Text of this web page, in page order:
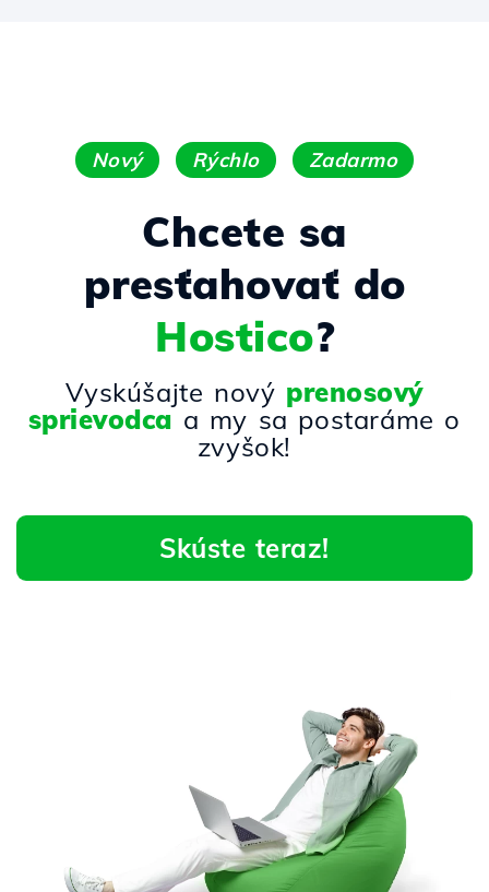
Nový Rýchlo Zadarmo
Chcete sa
presťahovať do
Hostico?
Vyskúšajte nový prenosový
sprievodca a my sa postaráme o
zvyšok!
Skúste teraz!